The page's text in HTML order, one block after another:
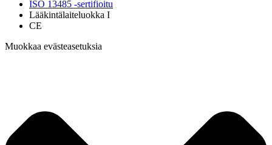
ISO 13485 -sertifioitu
Lääkintälaiteluokka I
CE
Muokkaa evästeasetuksia